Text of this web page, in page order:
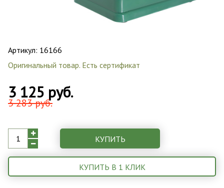
Артикул: 16166
Оригинальный товар. Есть сертификат
3 125 руб.
3 283 руб.
КУПИТЬ
КУПИТЬ В 1 КЛИК